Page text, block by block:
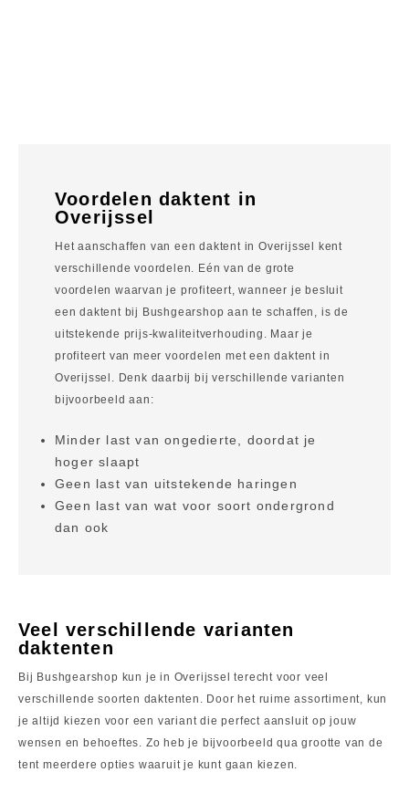
Voordelen daktent in
Overijssel
Het aanschaffen van een daktent in Overijssel kent
verschillende voordelen. Eén van de grote
voordelen waarvan je profiteert, wanneer je besluit
een daktent bij Bushgearshop aan te schaffen, is de
uitstekende prijs-kwaliteitverhouding. Maar je
profiteert van meer voordelen met een daktent in
Overijssel. Denk daarbij bij verschillende varianten
bijvoorbeeld aan:
Minder last van ongedierte, doordat je
hoger slaapt
Geen last van uitstekende haringen
Geen last van wat voor soort ondergrond
dan ook
Veel verschillende varianten
daktenten
Bij Bushgearshop kun je in Overijssel terecht voor veel
verschillende soorten daktenten. Door het ruime assortiment, kun
je altijd kiezen voor een variant die perfect aansluit op jouw
wensen en behoeftes. Zo heb je bijvoorbeeld qua grootte van de
tent meerdere opties waaruit je kunt gaan kiezen.